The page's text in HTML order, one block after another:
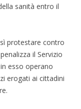
sanità entro il
protestare contro
il Servizio
esso operano
erogati ai cittadini